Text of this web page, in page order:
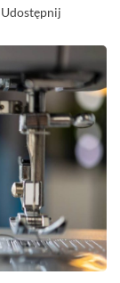
Udostępnij